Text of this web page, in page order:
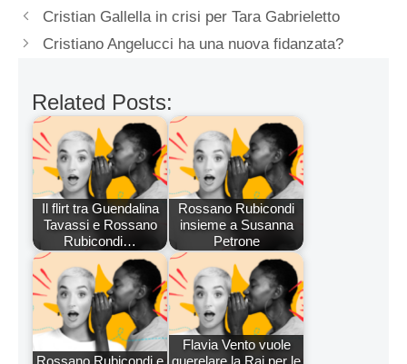
Cristian Gallella in crisi per Tara Gabrieletto
Cristiano Angelucci ha una nuova fidanzata?
Related Posts:
Il flirt tra Guendalina
Tavassi e Rossano
Rubicondi…
Rossano Rubicondi
insieme a Susanna
Petrone
Rossano Rubicondi e
Flavia Vento vuole
querelare la Rai per le